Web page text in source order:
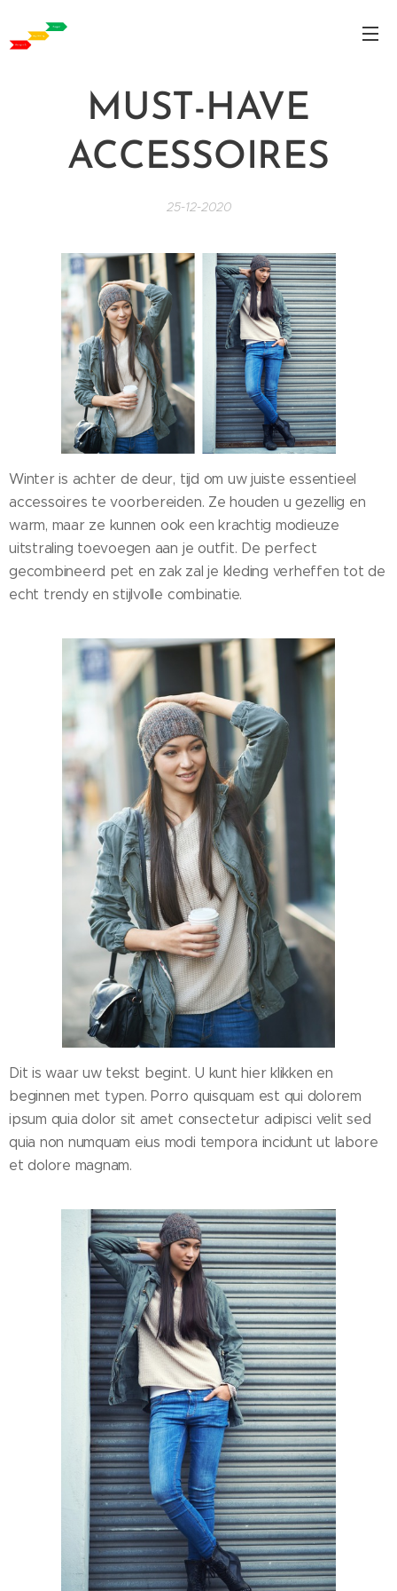
MUST-HAVE
ACCESSOIRES
25-12-2020
Winter is achter de deur, tijd om uw juiste essentieel
accessoires te voorbereiden. Ze houden u gezellig en
warm, maar ze kunnen ook een krachtig modieuze
uitstraling toevoegen aan je outfit. De perfect
gecombineerd pet en zak zal je kleding verheffen tot de
echt trendy en stijlvolle combinatie.
Dit is waar uw tekst begint. U kunt hier klikken en
beginnen met typen. Porro quisquam est qui dolorem
ipsum quia dolor sit amet consectetur adipisci velit sed
quia non numquam eius modi tempora incidunt ut labore
et dolore magnam.